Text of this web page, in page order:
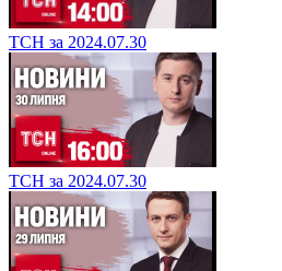
ТСН за 2024.07.30
ТСН за 2024.07.30